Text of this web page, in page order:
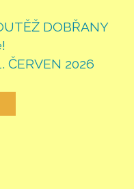
DOBŘANY
ČERVEN 2026